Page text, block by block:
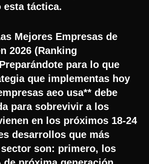
esta táctica.
Mejores Empresas de
2026 (Ranking
para lo que
que implementas hoy
aeo usa** debe
para sobrevivir a los
en los próximos 18-24
desarrollos que más
son: primero, los